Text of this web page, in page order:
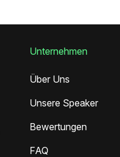
Unternehmen
Über Uns
Unsere Speaker
Bewertungen
FAQ